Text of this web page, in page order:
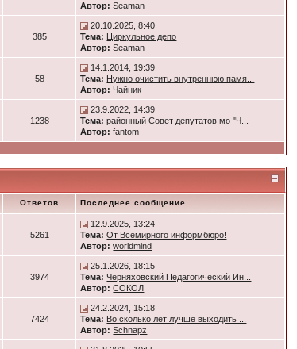
Автор: Seaman
385
20.10.2025, 8:40
Тема: Циркульное депо
Автор: Seaman
58
14.1.2014, 19:39
Тема: Нужно очистить внутреннюю памя...
Автор: Чайник
1238
23.9.2022, 14:39
Тема: районный Совет депутатов мо "Ч...
Автор: fantom
Ответов Последнее сообщение
5261
12.9.2025, 13:24
Тема: От Всемирного информбюро!
Автор: worldmind
3974
25.1.2026, 18:15
Тема: Черняховский Педагогический Ин...
Автор: СОКОЛ
7424
24.2.2024, 15:18
Тема: Во сколько лет лучше выходить ...
Автор: Schnapz